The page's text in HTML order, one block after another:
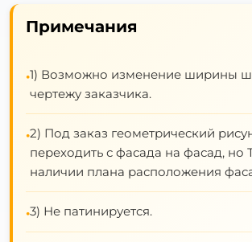
Примечания
•1) Возможно изменение ширины
чертежу заказчика.
•2) Под заказ геометрический
переходить с фасада на фасад,
наличии плана расположения
•3) Не патинируется.